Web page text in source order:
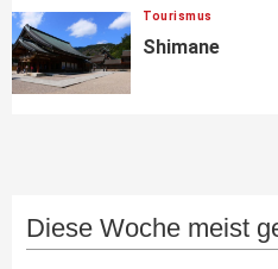
Tourismus
Shimane
Diese Woche meist